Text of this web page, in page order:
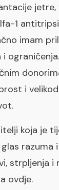
jetre,
1
imam
i
koja je
razuma
strpljenja i
ovdje.